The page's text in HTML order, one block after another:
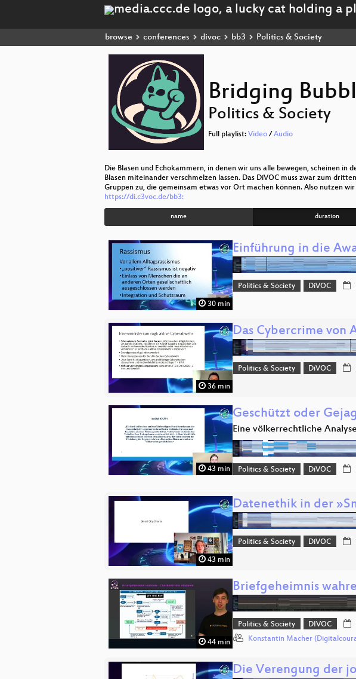
browse conferences divoc bb3 Politics & Society
Bridging
Politics & Society
Full playlist: Video / Audio
Die Blasen und Echokammern, in denen wir uns alle bewegen, scheinen
Blasen miteinander verschmelzen lassen. Das DiVOC muss zwar zum
Gruppen zu, die gemeinsam etwas vor Ort machen können. Also nutzen
https://di.c3voc.de/bb3:
name duration
30 min
Einführung in die
Politics & Society DiVOC
36 min
Das Cybercrime von
Politics & Society DiVOC
43 min
Geschützt oder
Eine völkerrechtliche Analyse
Politics & Society DiVOC
43 min
Datenethik in der
Politics & Society DiVOC
44 min
Briefgeheimnis
Politics & Society DIVOC
Konstantin Macher
Die Verengung der